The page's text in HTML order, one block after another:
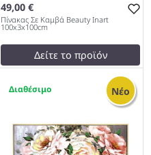
49,00 €
Πίνακας Σε Καμβά Beauty Inart
100x3x100cm
Δείτε το προϊόν
testFalse
Πίνακας Σε Καμβά Beauty
Inart 100x3x100cm 1027
Νέο